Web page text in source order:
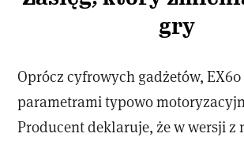
gry
Oprócz cyfrowych gadżetów,
parametrami typowo
Producent deklaruje, że w wersji z